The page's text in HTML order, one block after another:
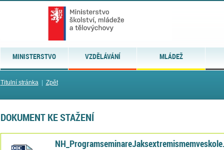
MINISTERSTVO VZDĚLÁVÁNÍ MLÁDEŽ
Titulní stránka| Zpět
DOKUMENT KE STAŽENÍ